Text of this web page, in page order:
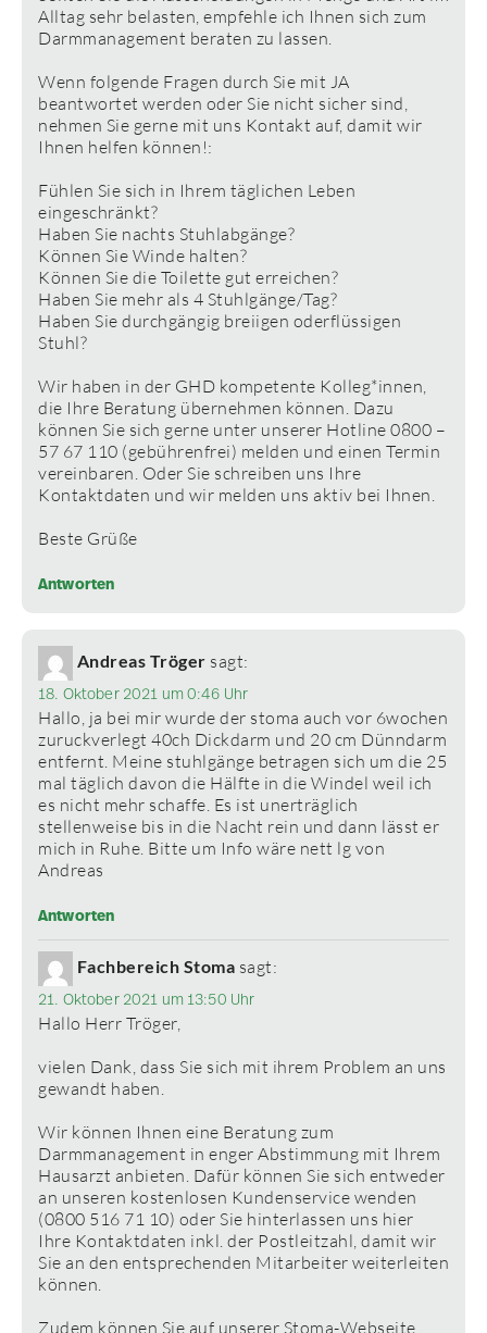
Alltag sehr belasten, empfehle ich Ihnen sich zum
Darmmanagement beraten zu lassen.
Wenn folgende Fragen durch Sie mit JA
beantwortet werden oder Sie nicht sicher sind,
nehmen Sie gerne mit uns Kontakt auf, damit wir
Ihnen helfen können!:
Fühlen Sie sich in Ihrem täglichen Leben
eingeschränkt?
Haben Sie nachts Stuhlabgänge?
Können Sie Winde halten?
Können Sie die Toilette gut erreichen?
Haben Sie mehr als 4 Stuhlgänge/Tag?
Haben Sie durchgängig breiigen oderflüssigen
Stuhl?
Wir haben in der GHD kompetente Kolleg*innen,
die Ihre Beratung übernehmen können. Dazu
können Sie sich gerne unter unserer Hotline 0800 –
57 67 110 (gebührenfrei) melden und einen Termin
vereinbaren. Oder Sie schreiben uns Ihre
Kontaktdaten und wir melden uns aktiv bei Ihnen.
Beste Grüße
Antworten
Andreas Tröger sagt:
18. Oktober 2021 um 0:46 Uhr
Hallo, ja bei mir wurde der stoma auch vor 6wochen
zuruckverlegt 40ch Dickdarm und 20 cm Dünndarm
entfernt. Meine stuhlgänge betragen sich um die 25
mal täglich davon die Hälfte in die Windel weil ich
es nicht mehr schaffe. Es ist unerträglich
stellenweise bis in die Nacht rein und dann lässt er
mich in Ruhe. Bitte um Info wäre nett lg von
Andreas
Antworten
Fachbereich Stoma sagt:
21. Oktober 2021 um 13:50 Uhr
Hallo Herr Tröger,
vielen Dank, dass Sie sich mit ihrem Problem an uns
gewandt haben.
Wir können Ihnen eine Beratung zum
Darmmanagement in enger Abstimmung mit Ihrem
Hausarzt anbieten. Dafür können Sie sich entweder
an unseren kostenlosen Kundenservice wenden
(0800 516 71 10) oder Sie hinterlassen uns hier
Ihre Kontaktdaten inkl. der Postleitzahl, damit wir
Sie an den entsprechenden Mitarbeiter weiterleiten
können.
Zudem können Sie auf unserer Stoma-Webseite